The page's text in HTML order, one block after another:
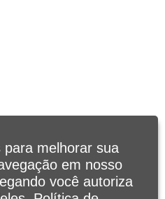
para melhorar sua
em nosso
você autoriza